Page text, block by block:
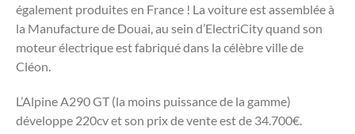
également produites en France ! La voiture est assemblée à
la Manufacture de Douai, au sein d’ElectriCity quand son
moteur électrique est fabriqué dans la célèbre ville de
Cléon.
L’Alpine A290 GT (la moins puissance de la gamme)
développe 220cv et son prix de vente est de 34.700€.